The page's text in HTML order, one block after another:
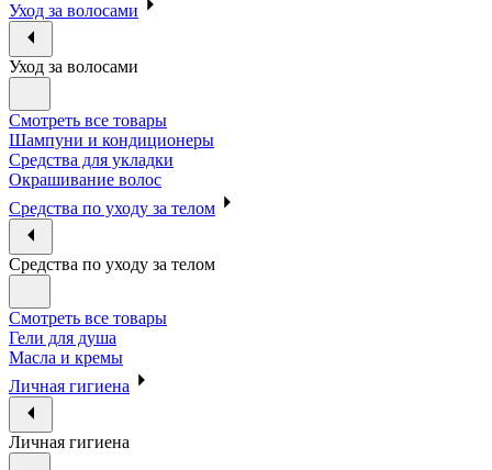
Уход за волосами
Уход за волосами
Смотреть все товары
Шампуни и кондиционеры
Средства для укладки
Окрашивание волос
Средства по уходу за телом
Средства по уходу за телом
Смотреть все товары
Гели для душа
Масла и кремы
Личная гигиена
Личная гигиена